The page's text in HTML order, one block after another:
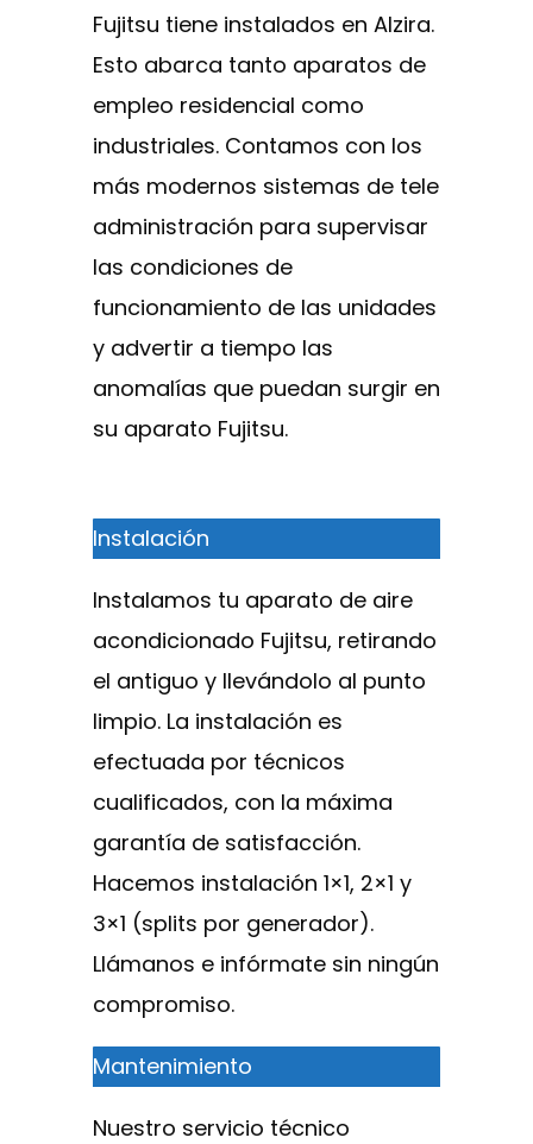
Fujitsu tiene instalados en Alzira.
Esto abarca tanto aparatos de
empleo residencial como
industriales. Contamos con los
más modernos sistemas de tele
administración para supervisar
las condiciones de
funcionamiento de las unidades
y advertir a tiempo las
anomalías que puedan surgir en
su aparato Fujitsu.
Instalación
Instalamos tu aparato de aire
acondicionado Fujitsu, retirando
el antiguo y llevándolo al punto
limpio. La instalación es
efectuada por técnicos
cualificados, con la máxima
garantía de satisfacción.
Hacemos instalación 1×1, 2×1 y
3×1 (splits por generador).
Llámanos e infórmate sin ningún
compromiso.
Mantenimiento
Nuestro servicio técnico